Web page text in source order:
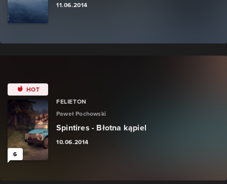
11.06.2014
HOT
6
FELIETON
Paweł Pochowski
Spintires - Błotna kąpiel
10.06.2014